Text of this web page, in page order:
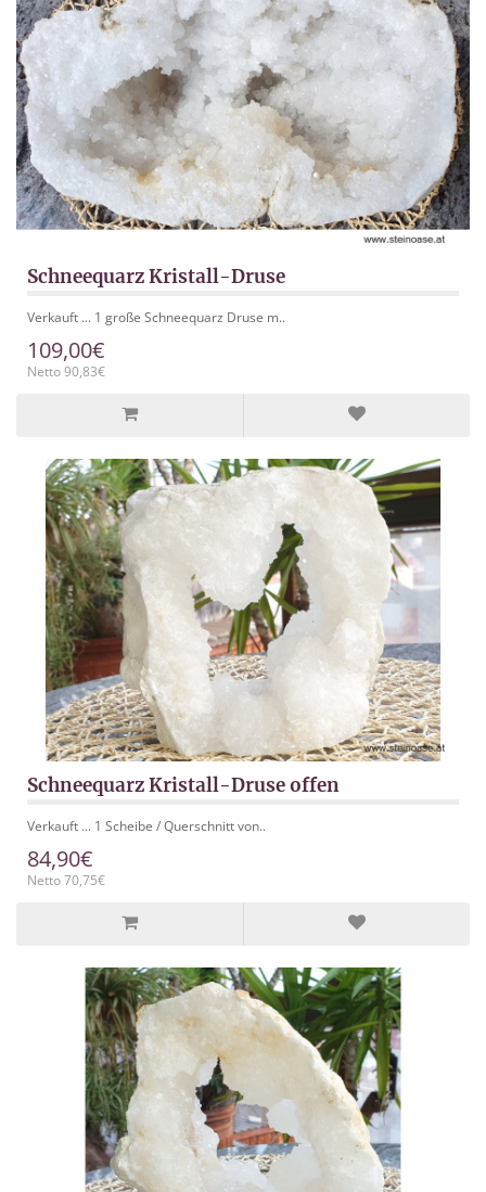
Schneequarz Kristall-Druse
Verkauft ... 1 große Schneequarz Druse m..
109,00€
Netto 90,83€
Schneequarz Kristall-Druse offen
Verkauft ... 1 Scheibe / Querschnitt von..
84,90€
Netto 70,75€